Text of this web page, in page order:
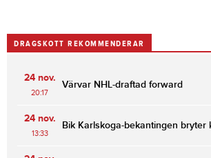
DRAGSKOTT REKOMMENDERAR
24 nov.
20:17
Värvar NHL-draftad forward
24 nov.
13:33
Bik Karlskoga-bekantingen bryter